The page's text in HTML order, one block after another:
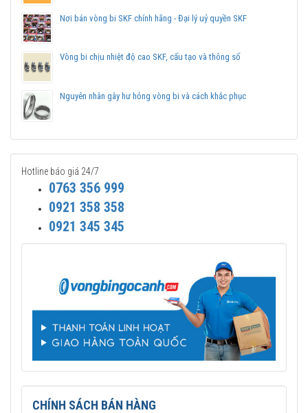
Nơi bán vòng bi SKF chính hãng - Đại lý uỷ quyền SKF
Vòng bi chịu nhiệt độ cao SKF, cấu tạo và thông số
Nguyên nhân gây hư hỏng vòng bi và cách khắc phục
Hotline báo giá 24/7
0763 356 999
0921 358 358
0921 345 345
CHÍNH SÁCH BÁN HÀNG